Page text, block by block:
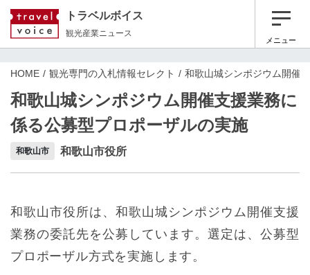
トラベルボイス
観光産業ニュース
メニュー
HOME 観光専門の入札情報セレクト 和歌山城シンポジウム開催
和歌山城シンポジウム開催支援業務に
係る公募型プロポーザルの実施
和歌山市 和歌山市役所
和歌山市役所は、和歌山城シンポジウム開催支援
業務の委託先を公募しています。選定は、公募型
プロポーザル方式を実施します。